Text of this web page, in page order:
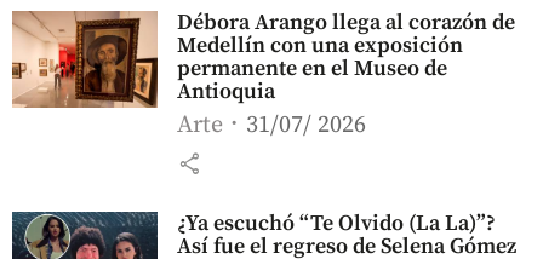
Débora Arango llega al corazón de
Medellín con una exposición
permanente en el Museo de
Antioquia
Arte 31/07/ 2026
share
¿Ya escuchó “Te Olvido (La La)”?
Así fue el regreso de Selena Gómez